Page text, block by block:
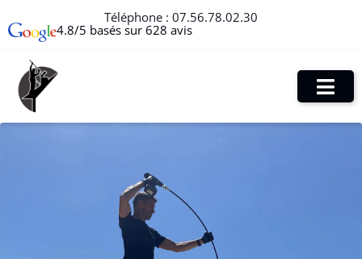
Téléphone : 07.56.78.02.30
4.8/5 basés sur 628 avis